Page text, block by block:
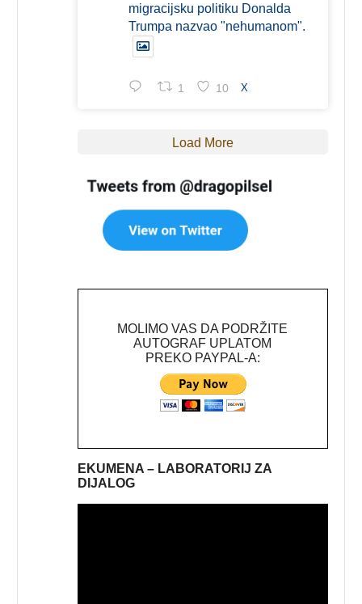
migracijsku politiku Donalda
Trumpa nazvao "nehumanom".
1 10 X
Load More
MOLIMO VAS DA PODRŽITE
AUTOGRAF UPLATOM
PREKO PAYPAL-A:
EKUMENA – LABORATORIJ ZA
DIJALOG